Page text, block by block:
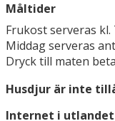
Måltider
Frukost serveras kl.
Middag serveras
Dryck till maten
Husdjur är inte
Internet i utlandet